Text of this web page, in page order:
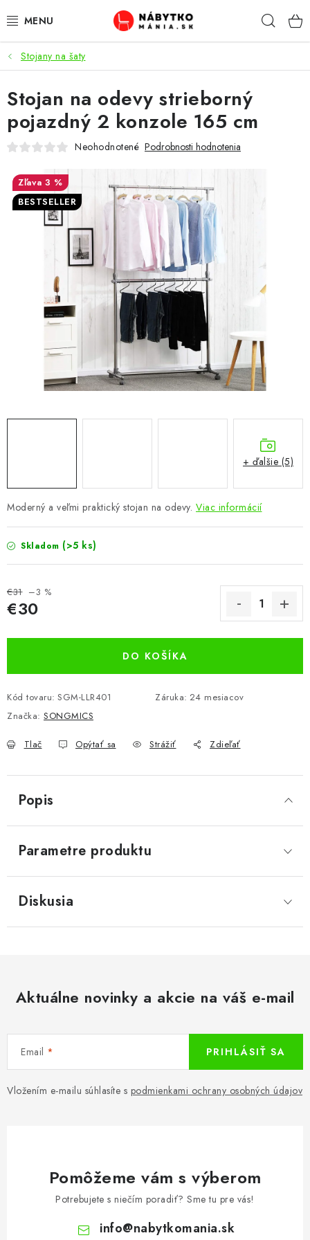
na
VÝPREDAJ
NOVINKY
OBÝVACIA IZBA
KUCHYŇA
SPÁĽŇA
PRACOVŇA / KANCELÁRIA
KÚPEĽŇA
DETSKÉ A ŠTUDENTSKÉ
DOPLNKY A DEKORÁCIE
ZÁHRADA
Reklamácie a odstúpenie od zmluvy
Obchodné podmienky 2024
Stojany na šaty
Moderný a veľmi praktický stojan na odevy. Viac informácií
Skladom (>5 ks)
€31 –3 %
€30
DO KOŠÍKA
Kód tovaru: SGM-LLR401 Záruka: 24 mesiacov
Značka: SONGMICS
Tlač Opýtať sa Strážiť Zdieľať
Stojan na odevy strieborný
pojazdný 2 konzole 165 cm
Neohodnotené Podrobnosti hodnotenia
3 %
BESTSELLER
+ ďalšie (5)
Popis
Parametre produktu
Diskusia
Aktuálne novinky a akcie na váš e-mail
Email
Vložením e-mailu súhlasíte s podmienkami ochrany osobných údajov
PRIHLÁSIŤ SA
Pomôžeme vám s výberom
Potrebujete s niečím poradiť? Sme tu pre vás!
info@nabytkomania.sk